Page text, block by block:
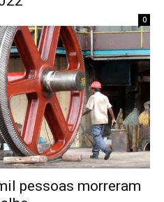
0
pessoas morreram